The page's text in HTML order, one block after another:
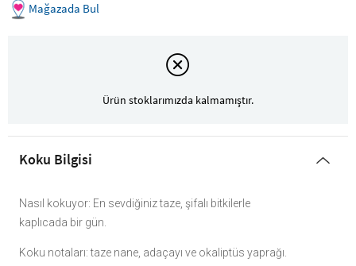
Mağazada Bul
Ürün stoklarımızda kalmamıştır.
Koku Bilgisi
Nasıl kokuyor: En sevdiğiniz taze, şifalı bitkilerle
kaplıcada bir gün.
Koku notaları: taze nane, adaçayı ve okaliptüs yaprağı.